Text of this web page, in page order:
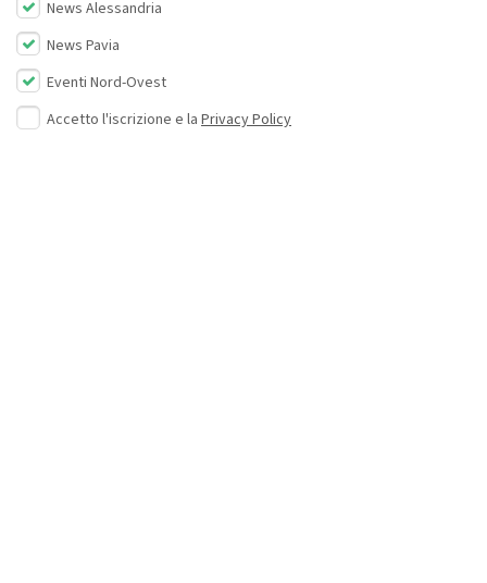
News Alessandria
News Pavia
Eventi Nord-Ovest
Accetto l'iscrizione e la Privacy Policy